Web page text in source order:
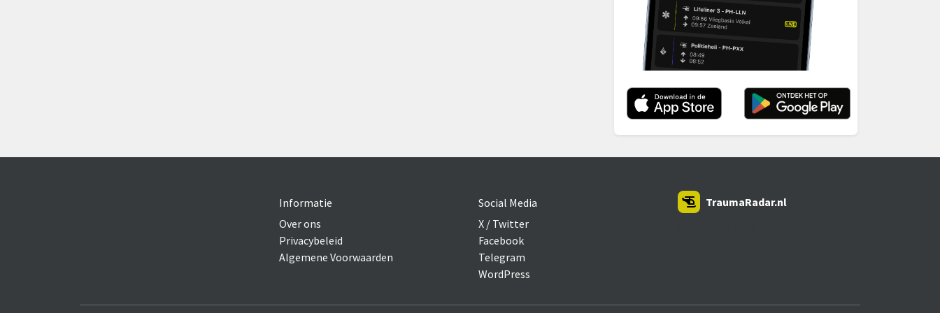
Informatie
Over ons
Privacybeleid
Algemene Voorwaarden
Social Media
X / Twitter
Facebook
Telegram
WordPress
TraumaRadar.nl